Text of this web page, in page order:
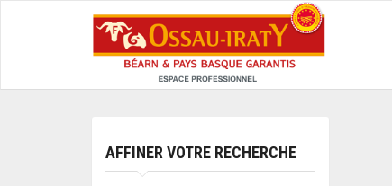
AFFINER VOTRE RECHERCHE